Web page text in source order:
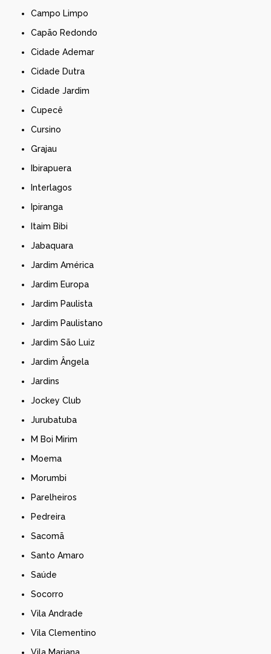
Campo Limpo
Capão Redondo
Cidade Ademar
Cidade Dutra
Cidade Jardim
Cupecê
Cursino
Grajau
Ibirapuera
Interlagos
Ipiranga
Itaim Bibi
Jabaquara
Jardim América
Jardim Europa
Jardim Paulista
Jardim Paulistano
Jardim São Luiz
Jardim Ângela
Jardins
Jockey Club
Jurubatuba
M Boi Mirim
Moema
Morumbi
Parelheiros
Pedreira
Sacomã
Santo Amaro
Saúde
Socorro
Vila Andrade
Vila Clementino